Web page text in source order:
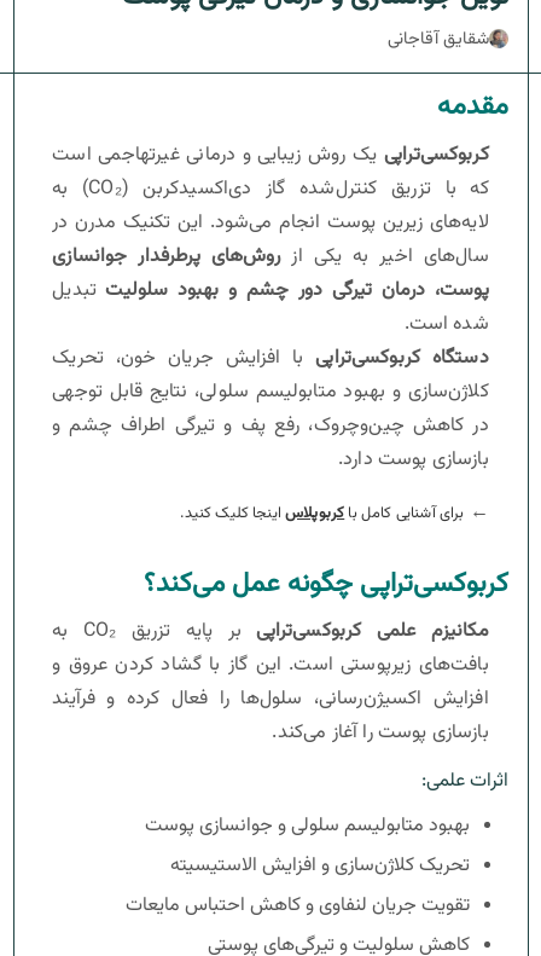
کلادبرست لایت
کلادبرست بلوم
سنس زیرو تاچ
کانتورینگ صورت
لایه‌برداری پوست
جوانسازی پوست
ترک‌های پوستی(استریا)
شقایق آقاجانی
مقدمه
کربوکسی‌تراپی یک روش زیبایی و درمانی غیرتهاجمی است
که با تزریق کنترل‌شده گاز دی‌اکسیدکربن (CO₂) به
لایه‌های زیرین پوست انجام می‌شود. این تکنیک مدرن در
سال‌های اخیر به یکی ازروش‌های پرطرفدار جوانسازی
پوست، درمان تیرگی دور چشم و بهبود سلولیتتبدیل
شده است.
دستگاه کربوکسی‌تراپیبا افزایش جریان خون، تحریک
کلاژن‌سازی و بهبود متابولیسم سلولی، نتایج قابل توجهی
در کاهش چین‌وچروک، رفع پف و تیرگی اطراف چشم و
بازسازی پوست دارد.
← برای آشنایی کامل باکربوپلاساینجا کلیک کنید.
کربوکسی‌تراپی چگونه عمل می‌کند؟
مکانیزم علمی کربوکسی‌تراپی
بر پایه تزریق CO₂ به
بافت‌های زیرپوستی است. این گاز با گشاد کردن عروق و
افزایش اکسیژن‌رسانی، سلول‌ها را فعال کرده و فرآیند
بازسازی پوست را آغاز می‌کند.
اثرات علمی:
بهبود متابولیسم سلولی و جوانسازی پوست
تحریک کلاژن‌سازی و افزایش الاستیسیته
تقویت جریان لنفاوی و کاهش احتباس مایعات
کاهش سلولیت و تیرگی‌های پوستی